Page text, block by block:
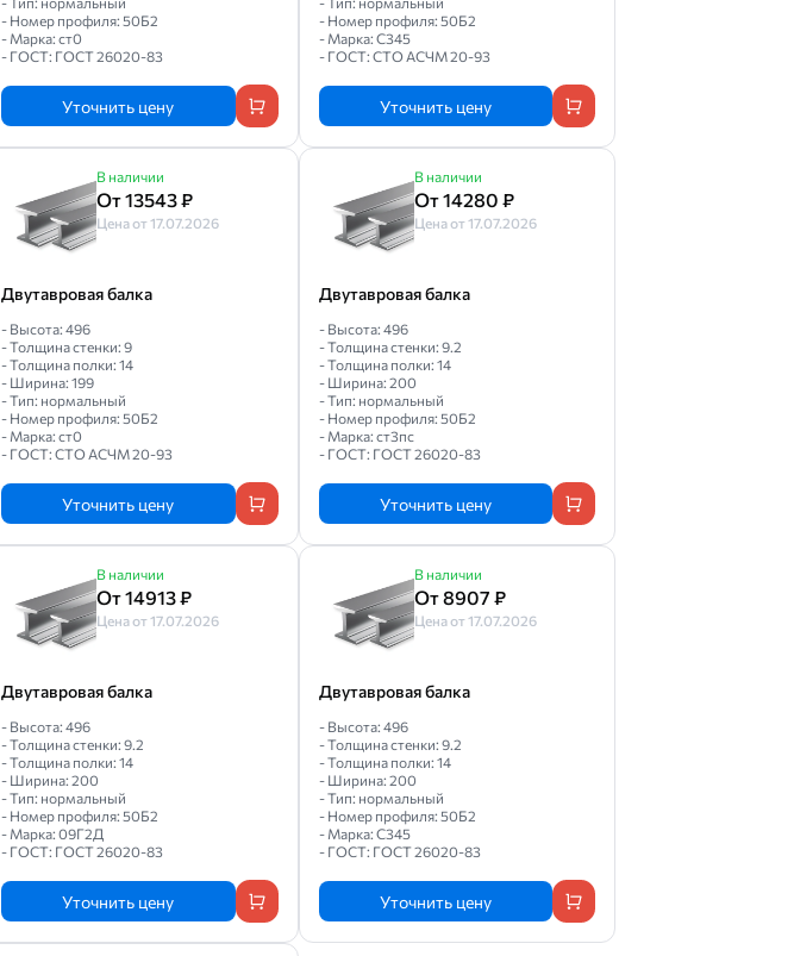
- Номер профиля: 50Б2
- Марка: ст0
- ГОСТ: ГОСТ 26020-83
Уточнить цену
- Номер профиля: 50Б2
- Марка: С345
- ГОСТ: СТО АСЧМ 20-93
Уточнить цену
В наличии
От 13543 ₽
Цена от 17.07.2026
Двутавровая балка
- Высота: 496
- Толщина стенки: 9
- Толщина полки: 14
- Ширина: 199
- Тип: нормальный
- Номер профиля: 50Б2
- Марка: ст0
- ГОСТ: СТО АСЧМ 20-93
Уточнить цену
В наличии
От 14280 ₽
Цена от 17.07.2026
Двутавровая балка
- Высота: 496
- Толщина стенки: 9.2
- Толщина полки: 14
- Ширина: 200
- Тип: нормальный
- Номер профиля: 50Б2
- Марка: ст3пс
- ГОСТ: ГОСТ 26020-83
Уточнить цену
В наличии
От 14913 ₽
Цена от 17.07.2026
Двутавровая балка
- Высота: 496
- Толщина стенки: 9.2
- Толщина полки: 14
- Ширина: 200
- Тип: нормальный
- Номер профиля: 50Б2
- Марка: 09Г2Д
- ГОСТ: ГОСТ 26020-83
Уточнить цену
В наличии
От 8907 ₽
Цена от 17.07.2026
Двутавровая балка
- Высота: 496
- Толщина стенки: 9.2
- Толщина полки: 14
- Ширина: 200
- Тип: нормальный
- Номер профиля: 50Б2
- Марка: С345
- ГОСТ: ГОСТ 26020-83
Уточнить цену